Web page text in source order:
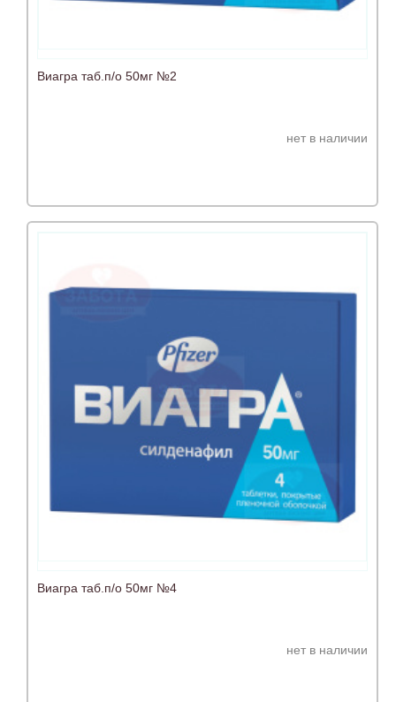
Виагра таб.п/о 50мг №2
нет в наличии
Виагра таб.п/о 50мг №4
нет в наличии